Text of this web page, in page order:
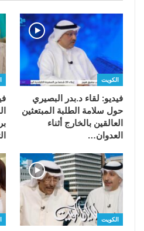
الكويت
فيديو: لقاء د.بدر البصيري
حول سلامة الطلبة المبتعثين
العالقين بالخارج أثناء
العدوان…
الكويت